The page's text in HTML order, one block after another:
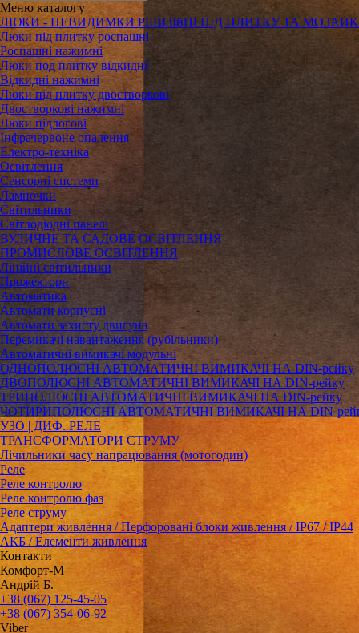
Менюкаталогу
ЛЮКИ - НЕВИДИМКИ РЕВІЗІйНІ ПІД ПЛИТКУ ТА
Люки під плитку роспашні
Роспашні нажимні
Люки под плитку відкидні
Відкидні нажимні
Люки під плитку двостворкові
Двостворкові нажимні
Люки підлогові
Інфрачервоне опалення
Електро-техніка
Освітлення
Сенсорні системи
Лампочки
Світильники
Світлодіодні панелі
ВУЛИЧНЕ ТА САДОВЕ ОСВІТЛЕННЯ
ПРОМИСЛОВЕ ОСВІТЛЕННЯ
Лінійні світильники
Прожектори
Автоматика
Автомати корпусні
Автомати захисту двигуна
Перемикачі навантаження (рубільники)
Автоматичні вимикачі модульні
ОДНОПОЛЮСНІ АВТОМАТИЧНІ ВИМИКАЧІ НА DIN-рейку
ДВОПОЛЮСНІ АВТОМАТИЧНІ ВИМИКАЧІ НА DIN-рейку
ТРИПОЛЮСНІ АВТОМАТИЧНІ ВИМИКАЧІ НА DIN-рейку
ЧОТИРИПОЛЮСНІ АВТОМАТИЧНІ ВИМИКАЧІ НА DIN-
УЗО | ДИФ. РЕЛЕ
ТРАНСФОРМАТОРИ СТРУМУ
Лічильники часу напрацювання (мотогодин)
Реле
Реле контролю
Реле контролю фаз
Реле струму
Адаптери живлення / Перфоровані блоки живлення / IP67 / IP44
АКБ / Елементи живлення
Контакти
Комфорт-М
Андрій Б.
+38 (067) 125-45-05
+38 (067) 354-06-92
Viber